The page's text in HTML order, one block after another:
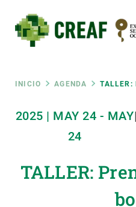
contenido
principal
Ruta
de
INICIO AGENDA TALLER:
2025 | MAY 24 - MAY
24
|
TALLER:
RRSS
Featured
responsive
INTRANET